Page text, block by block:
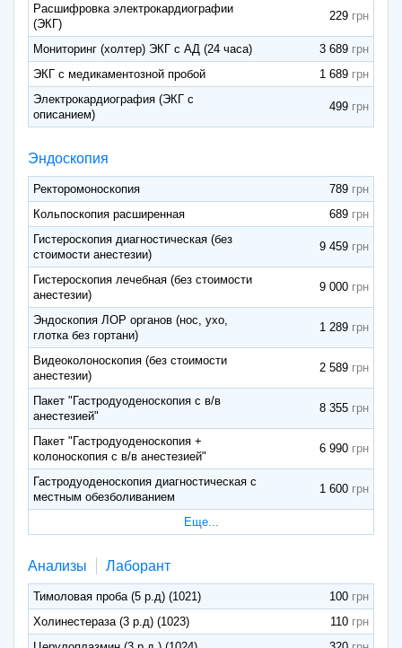
Расшифровка электрокардиографии
(ЭКГ)
229
Мониторинг (холтер) ЭКГ с АД (24 часа)
3 689
ЭКГ с медикаментозной пробой
1 689
Электрокардиография (ЭКГ с
описанием)
499
Эндоскопия
Ректоромоноскопия
789
Кольпоскопия расширенная
689
Гистероскопия диагностическая (без
стоимости анестезии)
9 459
Гистероскопия лечебная (без стоимости
анестезии)
9 000
Эндоскопия ЛОР органов (нос, ухо,
глотка без гортани)
1 289
Видеоколоноскопия (без стоимости
анестезии)
2 589
Пакет "Гастродуоденоскопия с в/в
анестезией"
8 355
Пакет "Гастродуоденоскопия +
колоноскопия с в/в анестезией"
6 990
Гастродуоденоскопия диагностическая с
местным обезболиванием
1 600
Еще...
Анализы Лаборант
Тимоловая проба (5 р.д) (1021)
100
Холинестераза (3 р.д) (1023)
110